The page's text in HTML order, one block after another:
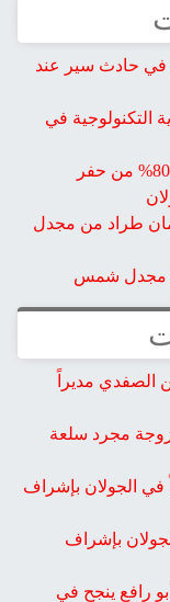
في حادث سير عند
التكنولوجية في
الجيش الإسرائيلي يعلن استكمال نحو 80% من حفر
طراد من مجدل
مجدل شمس
الصفدي مديراً
مجرد سلعة
جديداً في الجولان بإشراف
في الجولان بإشراف
رافع ينجح في